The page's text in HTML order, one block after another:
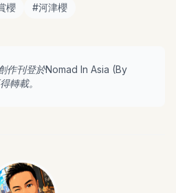
櫻 #河津櫻
作刊登於Nomad In Asia (By
轉載。